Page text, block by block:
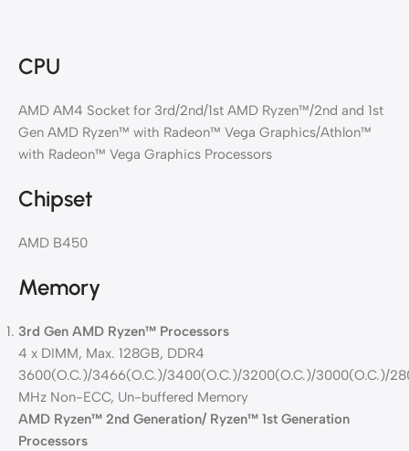
CPU
AMD AM4 Socket for 3rd/2nd/1st AMD Ryzen™/2nd and 1st
Gen AMD Ryzen™ with Radeon™ Vega Graphics/Athlon™
with Radeon™ Vega Graphics Processors
Chipset
AMD B450
Memory
3rd Gen AMD Ryzen™ Processors
4 x DIMM, Max. 128GB, DDR4
3600(O.C.)/3466(O.C.)/3400(O.C.)/3200(O.C.)/3000(O.C.)/
MHz Non-ECC, Un-buffered Memory
AMD Ryzen™ 2nd Generation/ Ryzen™ 1st Generation
Processors